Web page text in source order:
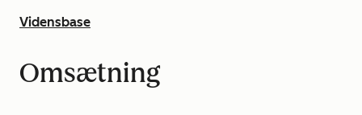
Vidensbase
Omsætning